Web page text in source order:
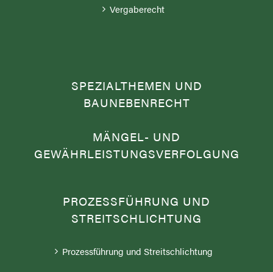
Vergaberecht
SPEZIALTHEMEN UND
BAUNEBENRECHT
MÄNGEL- UND
GEWÄHRLEISTUNGSVERFOLGUNG
PROZESSFÜHRUNG UND
STREITSCHLICHTUNG
Prozessführung und Streitschlichtung